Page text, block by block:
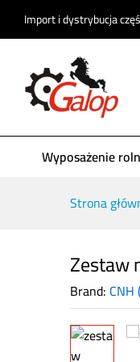
Import i dystrybucja
Wyposażenie
Strona
Zestaw
Brand: